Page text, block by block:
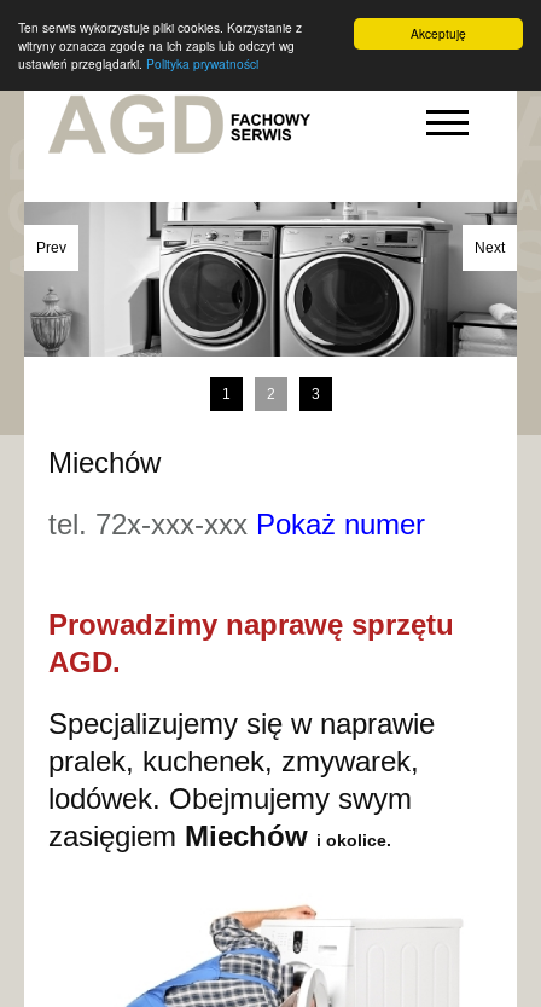
Akceptuję
Ten serwis wykorzystuje pliki cookies. Korzystanie z
witryny oznacza zgodę na ich zapis lub odczyt wg
ustawień przeglądarki. Polityka prywatności
Prev Next
1 2 3
Miechów
tel. 72x-xxx-xxx Pokaż numer
Prowadzimy naprawę sprzętu
AGD.
Specjalizujemy się w naprawie
pralek, kuchenek, zmywarek,
lodówek. Obejmujemy swym
zasięgiem Miechów i okolice.